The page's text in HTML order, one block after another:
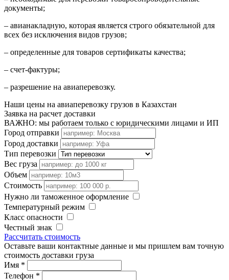
документы;
– авианакладную, которая является строго обязательной для
всех без исключения видов грузов;
– определенные для товаров сертификаты качества;
– счет-фактуры;
– разрешение на авиаперевозку.
Наши цены на авиаперевозку грузов в Казахстан
Заявка на расчет доставки
ВАЖНО: мы работаем только с юридическими лицами и ИП
Город отправки
Город доставки
Тип перевозки
Вес груза
Объем
Стоимость
Нужно ли таможенное оформление
Температурный режим
Класс опасности
Честный знак
Рассчитать стоимость
Оставьте ваши контактные данные и мы пришлем вам точную
стоимость доставки груза
Имя *
Телефон *